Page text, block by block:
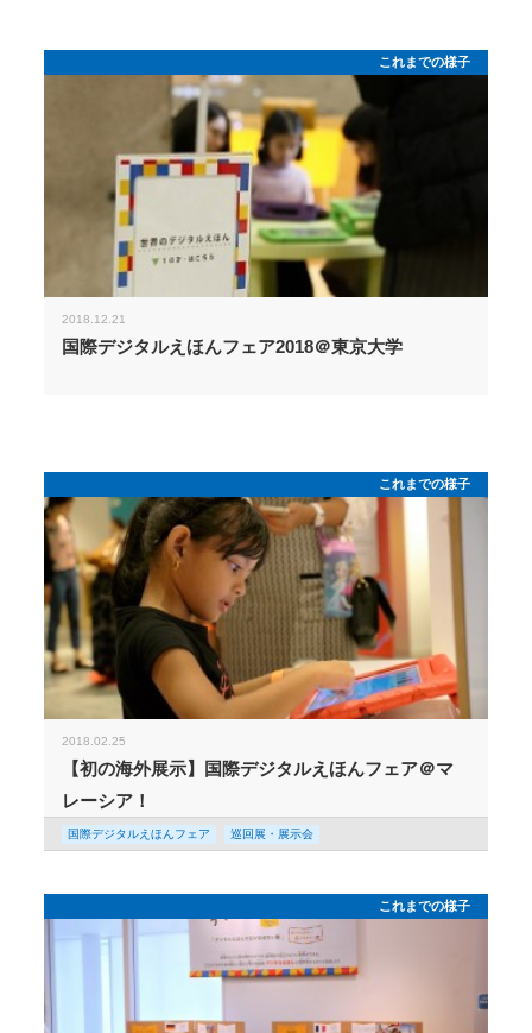
これまでの様子
2018.12.21
国際デジタルえほんフェア2018＠東京大学
これまでの様子
2018.02.25
【初の海外展示】国際デジタルえほんフェア＠マ
レーシア！
国際デジタルえほんフェア 巡回展・展示会
これまでの様子